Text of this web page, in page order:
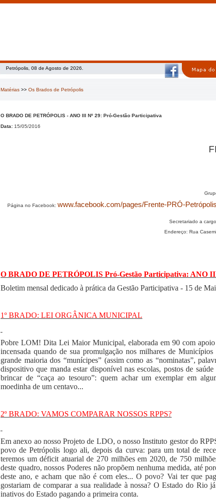
Petrópolis, 08 de Agosto de 2026.
Matérias >> Os Brados de Petrópolis
O BRADO DE PETRÓPOLIS - ANO III Nº 29: Pró-Gestão Participativa
Data: 15/05/2016
Página no Facebook: www.facebook.com/pages/Frente-PRÓ-
Secretariado a
Endereço: Rua
O BRADO DE PETRÓPOLIS Pró-Gestão Participativa: ANO
Boletim mensal dedicado à prática da Gestão Participativa - 15 de
1º BRADO: LEI ORGÂNICA MUNICIPAL
Pobre LOM! Dita Lei Maior Municipal, elaborada em 90 com
incensada quando de sua promulgação nos milhares de Municípios
grande maioria dos “munícipes” (assim como as “nominatas”,
dispositivo que manda estar disponível nas escolas, postos de
brincar de “caça ao tesouro”: quem achar um exemplar em
moedinha de um centavo...
2º BRADO: VAMOS COMPARAR NOSSOS RPPS?
Em anexo ao nosso Projeto de LDO, o nosso Instituto gestor do
povo de Petrópolis logo ali, depois da curva: para um total de
teremos um déficit atuarial de 270 milhões em 2020, de 750
deste quadro, nossos Poderes não propõem nenhuma medida, até
deste ano, e acham que não é com eles... O povo? Vai ter que
gostariam de comparar a sua realidade à nossa? O Estado do Rio
inativos do Estado pagando a primeira conta.